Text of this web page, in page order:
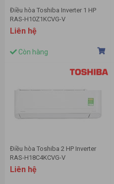
Điều hòa Toshiba Inverter 1 HP
RAS-H10Z1KCVG-V
Liên hệ
Còn hàng
Điều hòa Toshiba 2 HP Inverter
RAS-H18C4KCVG-V
Liên hệ